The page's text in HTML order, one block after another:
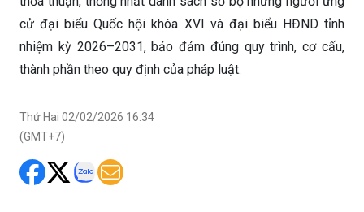
cử đại biểu Quốc hội khóa XVI và đại biểu HĐND tỉnh
nhiệm kỳ 2026–2031, bảo đảm đúng quy trình, cơ cấu,
thành phần theo quy định của pháp luật.
Thứ Hai 02/02/2026 16:34
(GMT+7)